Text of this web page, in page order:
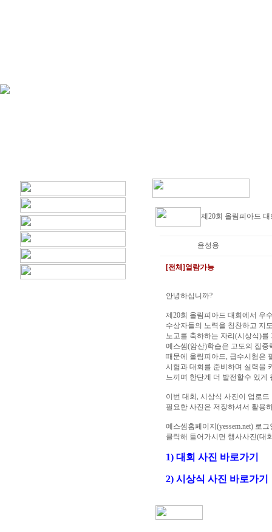
제20회 올림피아드
윤성용
[전체]열람가능
안녕하십니까?
제20회 올림피아드 대회에서 우
수상자들의 노력을 칭찬하고 지
노고를 축하하는 자리(시상식)를
예스셈(암산)학습은 고도의 집
때문에 올림피아드, 급수시험은
시험과 대회를 준비하며 실력을
느끼며 한단계 더 발전할수 있게
이번 대회, 시상식 사진이 업로드
필요한 사진은 저장하셔서 활용
예스셈홈페이지(yessem.net) 로
클릭해 들어가시면 행사사진(대
1) 대회 사진 바로가기
2) 시상식 사진 바로가기